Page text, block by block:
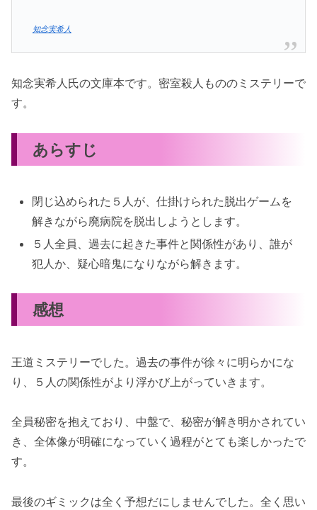
知念実希人
知念実希人氏の文庫本です。密室殺人もののミステリーで
す。
あらすじ
閉じ込められた５人が、仕掛けられた脱出ゲームを
解きながら廃病院を脱出しようとします。
５人全員、過去に起きた事件と関係性があり、誰が
犯人か、疑心暗鬼になりながら解きます。
感想
王道ミステリーでした。過去の事件が徐々に明らかにな
り、５人の関係性がより浮かび上がっていきます。
全員秘密を抱えており、中盤で、秘密が解き明かされてい
き、全体像が明確になっていく過程がとても楽しかったで
す。
最後のギミックは全く予想だにしませんでした。全く思い